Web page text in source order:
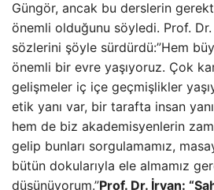
Güngör, ancak bu derslerin
önemli olduğunu söyledi. Prof.
sözlerini şöyle sürdürdü:”Hem
önemli bir evre yaşıyoruz. Çok
gelişmeler iç içe geçmişlikler
etik yanı var, bir tarafta insan
hem de biz akademisyenlerin
gelip bunları sorgulamamız,
bütün dokularıyla ele almamız
düşünüyorum.”Prof. Dr. İrvan: